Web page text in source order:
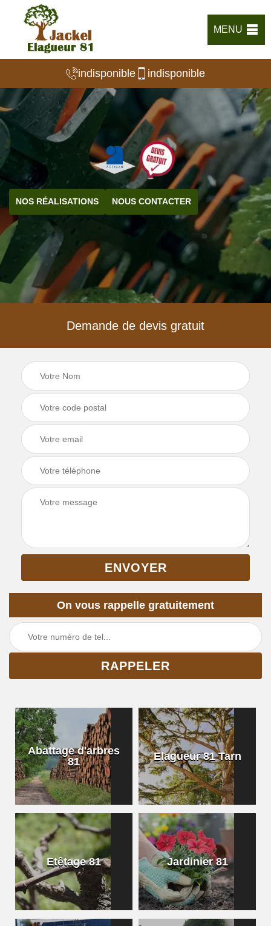
MENU
indisponible indisponible
NOS RÉALISATIONS NOUS CONTACTER
Demande de devis gratuit
On vous rappelle gratuitement
Abattage d'arbres
81
Elagueur 81 Tarn
Etêtage 81 Jardinier 81